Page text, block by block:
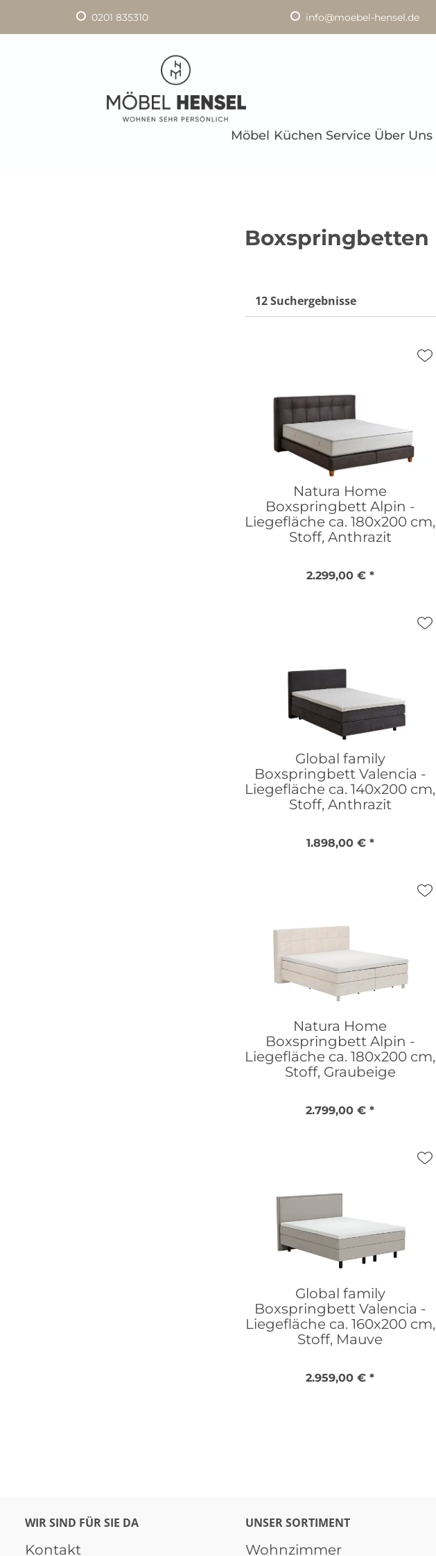
0201 835310 info@moebel-hensel.de
Möbel Küchen Service Über Uns
Boxspringbetten
12 Suchergebnisse
Natura Home
Boxspringbett Alpin -
Liegefläche ca. 180x200 cm,
Stoff, Anthrazit
2.299,00 € *
Global family
Boxspringbett Valencia -
Liegefläche ca. 140x200 cm,
Stoff, Anthrazit
1.898,00 € *
Natura Home
Boxspringbett Alpin -
Liegefläche ca. 180x200 cm,
Stoff, Graubeige
2.799,00 € *
Global family
Boxspringbett Valencia -
Liegefläche ca. 160x200 cm,
Stoff, Mauve
2.959,00 € *
WIR SIND FÜR SIE DA
Kontakt
UNSER SORTIMENT
Wohnzimmer